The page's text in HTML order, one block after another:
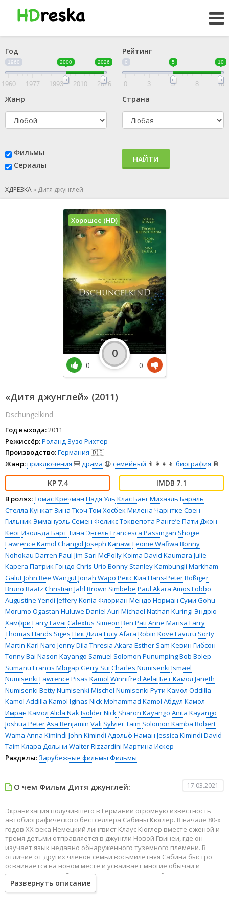
Год
1960 2000 2026
1960 1977 1993 2010 2026
Рейтинг
0 5 10
0 3 5 8 10
Жанр Страна
Фильмы
Сериалы
НАЙТИ
ХДРЕЗКА» Дитя джунглей
«Дитя джунглей» (2011)
Dschungelkind
Год выхода:2011
Режиссёр:Роланд Зузо Рихтер
Производство:Германия 🇩🇪
Жанр:приключения 🎒драма 😫 семейный 👨‍👩‍👧‍👦 биография 📔
7.4 7.1
В ролях:Томас Кречман Надя Уль Клас БангМихаэль Бараль
Стелла Кункат Зина Ткоч Том Хосбек Милена Чарнтке Свен
Гильник Эммануэль Семен Феликс Токвепота Ранге’е Пати Джон
КеогИзольда БартТина Энгель Francesca Passingan Shogie
Lawrence Kamol Changol Joseph Kanawi Leonie Wafiwa Bonny
Nohokau Darren Paul Jim Sari McPolly Koima David Kaumara Julie
Kapera Патрик Гондо Chris Urio Bonny Stanley Kambungli Markham
GalutJohn Bee WangutJonah Wapo Рекс Киа Hans-Peter Rößiger
Bruno Baatz Christian Jahl Brown Simbebe Paul Akara Amos Lobbo
Augustine Yendi Jeffery Konia Флориан Мендо Норман Суми Gohu
Morumo Ogastan Huluwe Daniel Auri Michael Nathan Kuringi Эндрю
Хамфри Larry Lavai Calextus Simeon Ben Pati Anne Marisa Larry
Thomas Hands Siges Ник Дила Lucy Afara Robin Kove Lavuru Sorty
Martin Karl Naro Jenny Dila Thresia Akara Esther Sam Кевин Гибсон
Tonny Bai Nason Kayango Samuel Solomon PunumpingBob Bolep
Sumanu Francis Mbigap Gerry Sui Charles Numisenki Ismael
Numisenki Lawrence Pisas Kamol Winnifred Aelai Бет Камол Janeth
Numisenki Betty Numisenki Mischel Numisenki Рути Камол Oddilla
Kamol Addilla Kamol Iginas NickMohammad Kamol Абдул Камол
Имран Камол Alida NakIsolder Nick Sharon Kayango Anita Kayango
Joshua PeterAsa Benjamin Vali Sylvier Taim Solomon Kamba Robert
Wama Anna Kimindi John Kimindi Адольф Наман Jessica Kimindi David
Taim Клара Дольни Walter Rizzardini Мартина Искер
Разделы: Зарубежные фильмы Фильмы
Хорошее (HD)
0
0
0
О чем Фильм Дитя джунглей: 17.03.2021
Экранизация получившего в Германии огромную известность
автобиографического бестселлера Сабины Кюглер. В начале 80-х
годов ХХ века Немецкий лингвист Клаус Кюглер вместе с женой и
тремя детьми отправляется в джунгли Новой Гвинеи, где он
изучает язык недавно обнаруженного туземного племени. В
отличие от других членов семьи восьмилетняя Сабина быстро
осваивается на новом месте и усваивает многие обычаи и
знания туземцев. Однако мирно живущая своей жизнью семья
совершенно не подозревает о том, что она оказалась в самом
центре племенной вражды. Несмотря на обоюдное желание
со временем начинают постоянно пересекаться. Через девять
Развернуть описание